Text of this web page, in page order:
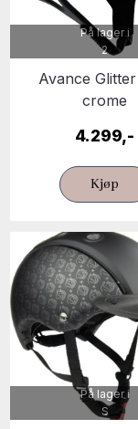
På lager i
2
Avance
crome
4.299,-
Kjøp
På lager i
S